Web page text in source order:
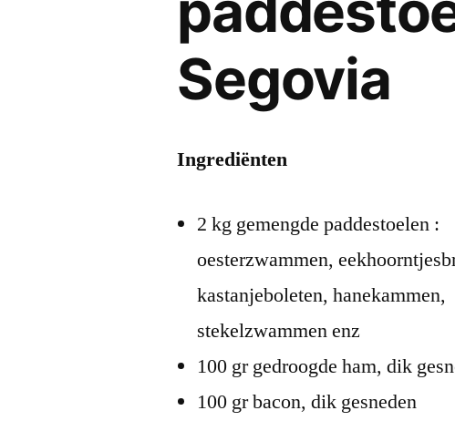
Segovia
Ingrediënten
2 kg gemengde paddestoelen :
oesterzwammen,
kastanjeboleten, hanekammen,
stekelzwammen enz
100 gr gedroogde ham, dik
100 gr bacon, dik gesneden